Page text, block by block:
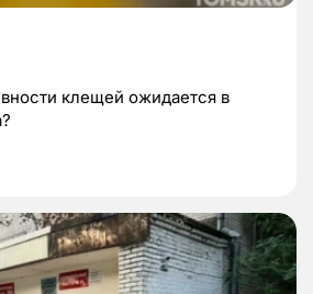
клещей ожидается в